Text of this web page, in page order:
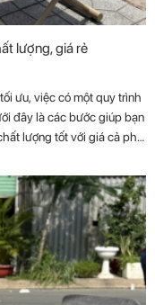
lượng, giá rẻ
ưu, việc có một quy trình
đây là các bước giúp bạn
lượng tốt với giá cả phải